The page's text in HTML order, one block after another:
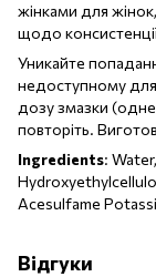
жінками для
щодо
Уникайте
недоступному для
дозу змазки
повторіть.
Ingredients:
Acesulfame
Відгуки